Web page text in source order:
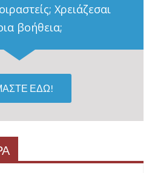
Χρειάζεσαι
βοήθεια;
ΕΔΩ!